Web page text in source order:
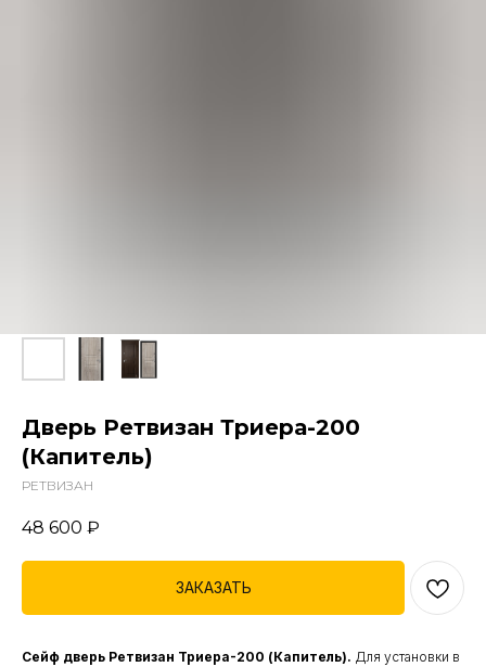
Дверь Ретвизан Триера-200
(Капитель)
РЕТВИЗАН
48 600 ₽
ЗАКАЗАТЬ
Сейф дверь Ретвизан Триера-200 (Капитель). Для установки в